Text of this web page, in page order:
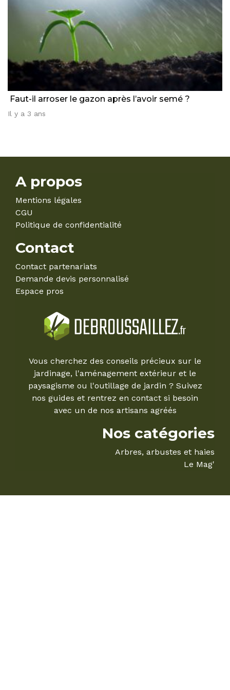
Faut-il arroser le gazon après l’avoir semé ?
Il y a 3 ans
A propos
Mentions légales
CGU
Politique de confidentialité
Contact
Contact partenariats
Demande devis personnalisé
Espace pros
Vous cherchez des conseils précieux sur le
jardinage, l'aménagement extérieur et le
paysagisme ou l'outillage de jardin ? Suivez
nos guides et rentrez en contact si besoin
avec un de nos artisans agréés
Nos catégories
Arbres, arbustes et haies
Le Mag'